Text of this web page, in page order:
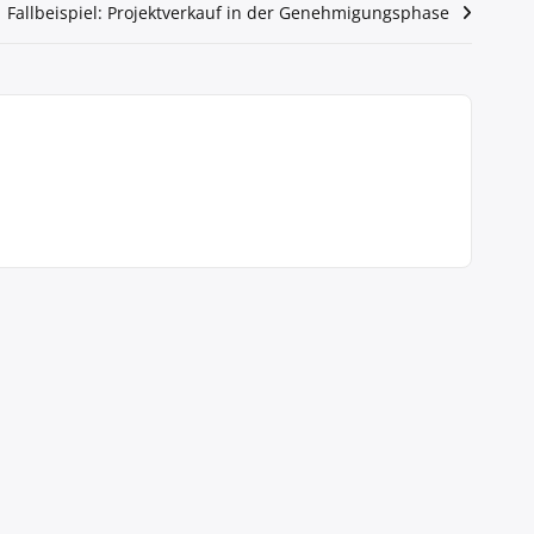
Fallbeispiel: Projektverkauf in der Genehmigungsphase